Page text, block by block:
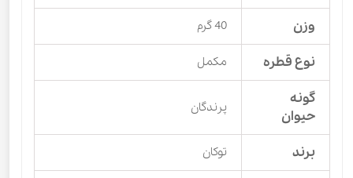
وزن 40 گرم
نوع قطره مکمل
گونه
حیوان
پرندگان
برند توکان